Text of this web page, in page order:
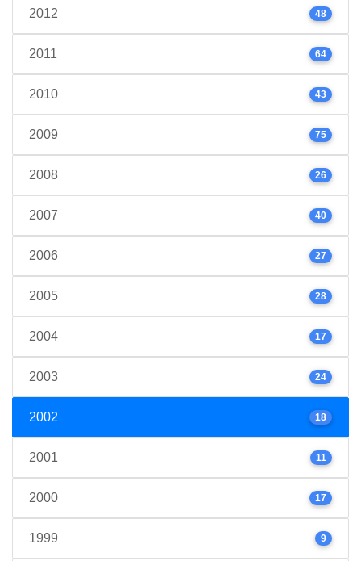
2012 48
2011 64
2010 43
2009 75
2008 26
2007 40
2006 27
2005 28
2004 17
2003 24
2002 18
2001 11
2000 17
1999 9